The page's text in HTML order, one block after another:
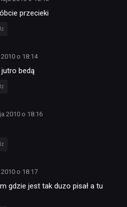
przecieki
o 18:14
bedą
2010 o 18:16
o 18:17
gdzie jest tak duzo pisał a tu